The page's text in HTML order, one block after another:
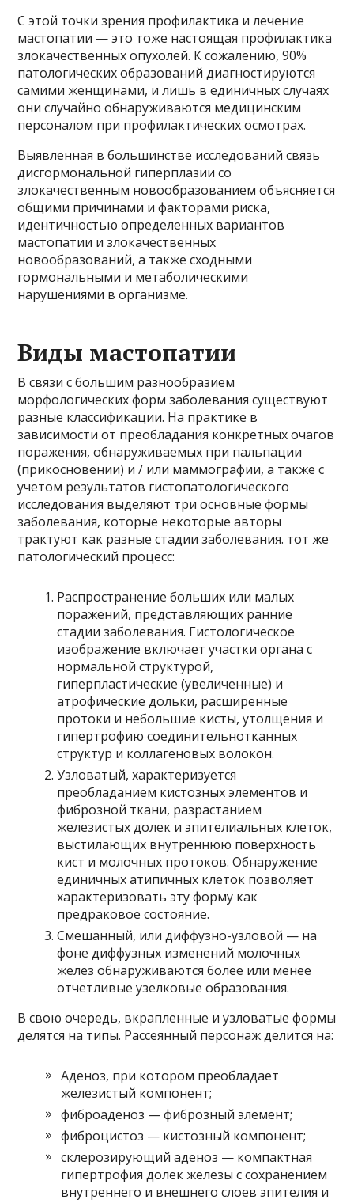
С этой точки зрения профилактика и лечение
мастопатии — это тоже настоящая профилактика
злокачественных опухолей. К сожалению, 90%
патологических образований диагностируются
самими женщинами, и лишь в единичных случаях
они случайно обнаруживаются медицинским
персоналом при профилактических осмотрах.
Выявленная в большинстве исследований связь
дисгормональной гиперплазии со
злокачественным новообразованием объясняется
общими причинами и факторами риска,
идентичностью определенных вариантов
мастопатии и злокачественных
новообразований, а также сходными
гормональными и метаболическими
нарушениями в организме.
Виды мастопатии
В связи с большим разнообразием
морфологических форм заболевания существуют
разные классификации. На практике в
зависимости от преобладания конкретных очагов
поражения, обнаруживаемых при пальпации
(прикосновении) и / или маммографии, а также с
учетом результатов гистопатологического
исследования выделяют три основные формы
заболевания, которые некоторые авторы
трактуют как разные стадии заболевания. тот же
патологический процесс:
Распространение больших или малых
поражений, представляющих ранние
стадии заболевания. Гистологическое
изображение включает участки органа с
нормальной структурой,
гиперпластические (увеличенные) и
атрофические дольки, расширенные
протоки и небольшие кисты, утолщения и
гипертрофию соединительнотканных
структур и коллагеновых волокон.
Узловатый, характеризуется
преобладанием кистозных элементов и
фиброзной ткани, разрастанием
железистых долек и эпителиальных клеток,
выстилающих внутреннюю поверхность
кист и молочных протоков. Обнаружение
единичных атипичных клеток позволяет
характеризовать эту форму как
предраковое состояние.
Смешанный, или диффузно-узловой — на
фоне диффузных изменений молочных
желез обнаруживаются более или менее
отчетливые узелковые образования.
В свою очередь, вкрапленные и узловатые формы
делятся на типы. Рассеянный персонаж делится на:
Аденоз, при котором преобладает
железистый компонент;
фиброаденоз — фиброзный элемент;
фиброцистоз — кистозный компонент;
склерозирующий аденоз — компактная
гипертрофия долек железы с сохранением
внутреннего и внешнего слоев эпителия и